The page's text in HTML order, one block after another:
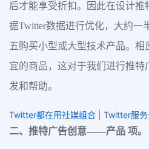
后才能享受折扣。因此在设计
据Twitter数据进行优化，大约一
五购买小型或大型技术产品。
宜的商品，这对于我们进行推
发和帮助。
Twitter都在用社媒组合
Twitter服
二、推特广告创意——产品 项。